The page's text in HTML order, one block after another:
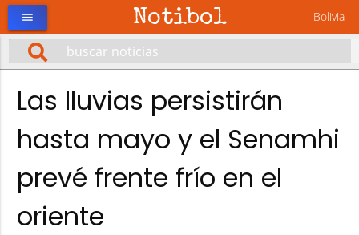
Notibol Bolivia
menu
Las lluvias persistirán
hasta mayo y el Senamhi
prevé frente frío en el
oriente